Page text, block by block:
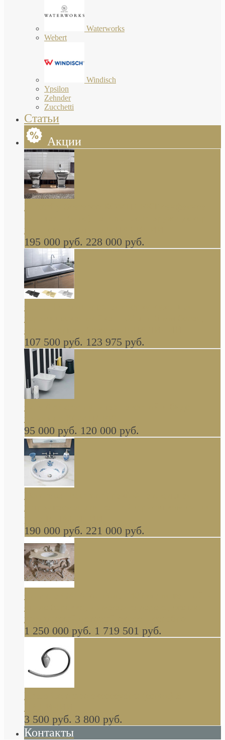
Waterworks
Webert
Windisch
Ypsilon
Zehnder
Zucchetti
Статьи
Акции
Butterfly Scarabeo КОМПЛЕКТ санфаянса
глянцевая платина В НАЛИЧИИ
195 000 руб. 228 000 руб.
керамическая мойка 1160 x 510 мм белая,
серая, черная, бежевая В НАЛИЧИИ
107 500 руб. 123 975 руб.
навесное КОМПЛЕКТ
95 000 руб. 120 000 руб.
Decorated Bathroom раковина овальная
встраиваемая для ванной с рисунком синяя
роза В НАЛИЧИИ
190 000 руб. 221 000 руб.
стиле барокко, из массива дерева, светло
коричневый матовый окрас + серебро
1 250 000 руб. 1 719 501 руб.
Khala Colombo аксессуары (серия) В
НАЛИЧИИ
3 500 руб. 3 800 руб.
Контакты